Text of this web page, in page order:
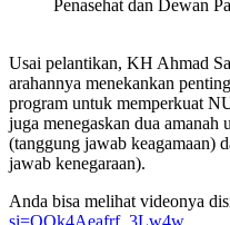
Penasehat dan Dewan
Usai pelantikan, KH Ahmad
arahannya menekankan
program untuk memperkuat
juga menegaskan dua
(tanggung jawab keagamaan)
jawab kenegaraan).
Anda bisa melihat videonya
si=OQk4Aeafrf_3Lw4w